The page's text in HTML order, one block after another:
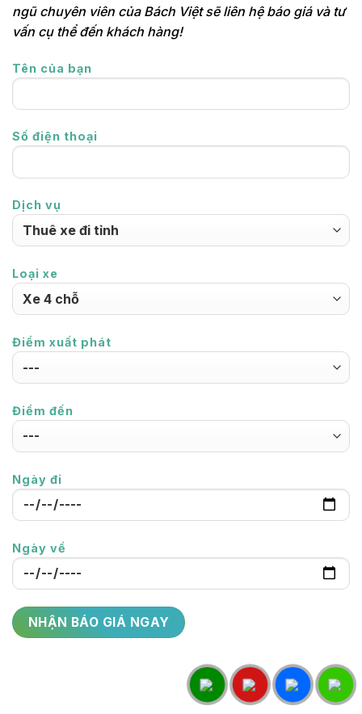
ngũ chuyên viên của Bách Việt sẽ liên hệ báo giá và tư
vấn cụ thể đến khách hàng!
Tên của bạn
Số điện thoại
Dịch vụ
Loại xe
Điểm xuất phát
Điểm đến
Ngày đi
Ngày về